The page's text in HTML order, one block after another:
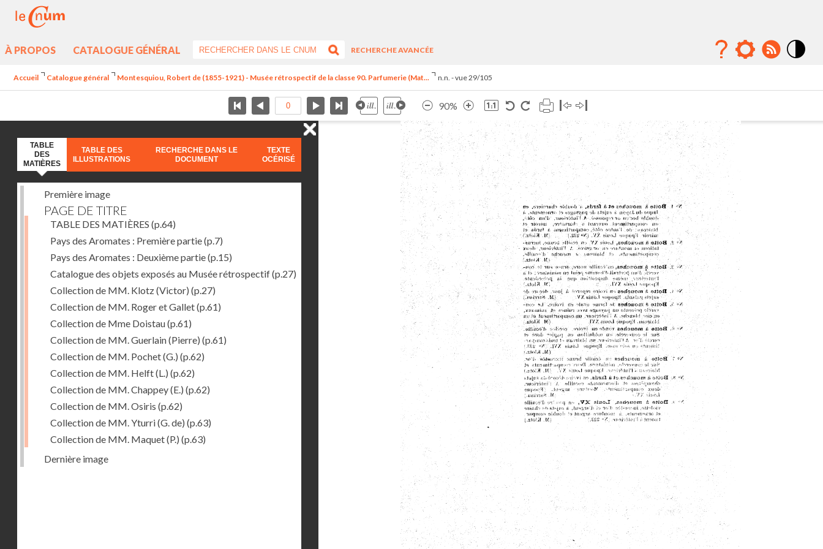
À PROPOS CATALOGUE GÉNÉRAL
RECHERCHE AVANCÉE
Accueil Catalogue général Montesquiou, Robert de (1855-1921) - Musée rétrospectif de la classe 90. Parfumerie (Mat... n.n. - vue 29/105
90%
TABLE
DES
MATIÈRES
TABLE DES
ILLUSTRATIONS
RECHERCHE DANS LE
DOCUMENT
TEXTE
OCÉRISÉ
Première image
PAGE DE TITRE
TABLE DES MATIÈRES (p.64)
Pays des Aromates : Première partie(p.7)
Pays des Aromates : Deuxième partie(p.15)
Catalogue des objets exposés au Musée rétrospectif(p.27)
Collection de MM. Klotz (Victor) (p.27)
Collection de MM. Roger et Gallet(p.61)
Collection de Mme Doistau(p.61)
Collection de MM. Guerlain (Pierre) (p.61)
Collection de MM. Pochet (G.) (p.62)
Collection de MM. Helft (L.) (p.62)
Collection de MM. Chappey (E.) (p.62)
Collection de MM. Osiris (p.62)
Collection de MM. Yturri (G. de) (p.63)
Collection de MM. Maquet (P.) (p.63)
Dernière image